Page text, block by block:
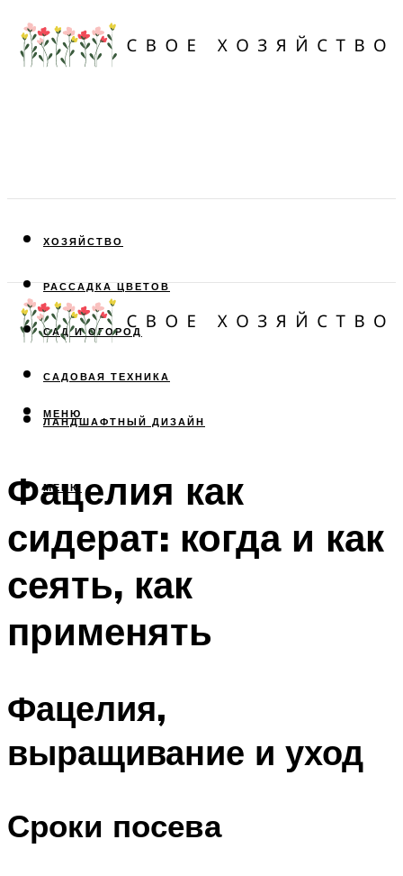
ХОЗЯЙСТВО
РАССАДКА ЦВЕТОВ
САД И ОГОРОД
САДОВАЯ ТЕХНИКА
ЛАНДШАФТНЫЙ ДИЗАЙН
МЕНЮ
МЕНЮ
Фацелия как
сидерат: когда и как
сеять, как
применять
Фацелия,
выращивание и уход
Сроки посева